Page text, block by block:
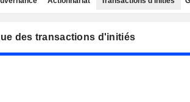
des transactions d'initiés